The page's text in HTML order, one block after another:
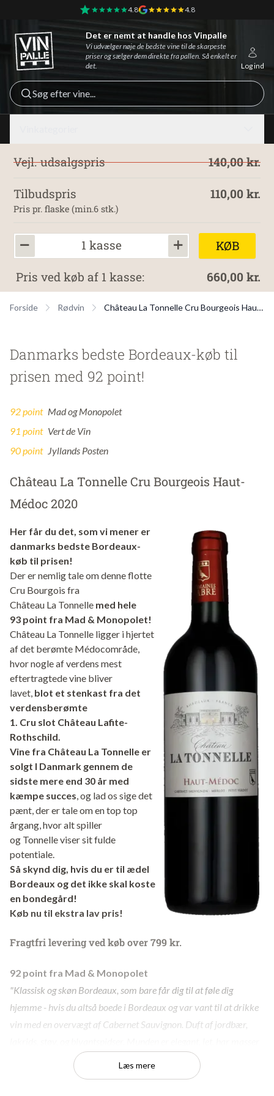
4.8 4.8
Vinpalle - Forside
Log ind
Det er nemt at handle hos Vinpalle
Vi udvælger nøje de bedste vine til de skarpeste
priser og sælger dem direkte fra pallen. Så enkelt er
det.
Søg efter vine...
140,00 kr.
Vejl. udsalgspris
110,00 kr.
Tilbudspris
Pris pr. flaske (min.6 stk.)
KØB
1 kasse
660,00 kr.
Pris ved køb af 1 kasse:
Forside Rødvin Château La Tonnelle Cru Bourgeois Haut-Médoc 2020
Danmarks bedste Bordeaux-køb til
prisen med 92 point!
92 point Mad og Monopolet
91 point Vert de Vin
90 point Jyllands Posten
Château La Tonnelle Cru Bourgeois Haut-
Médoc 2020
Her får du det, som vi mener er
danmarks bedste Bordeaux-
køb til prisen!
Der er nemlig tale om denne flotte
Cru Bourgois fra
Château La Tonnelle med hele
93 point fra Mad & Monopolet!
Château La Tonnelle ligger i hjertet
af det berømte Médocområde,
hvor nogle af verdens mest
eftertragtede vine bliver
lavet, blot et stenkast fra det
verdensberømte
1. Cru slot Château Lafite-
Rothschild.
Vine fra Château La Tonnelle er
solgt I Danmark gennem de
sidste mere end 30 år med
kæmpe succes , og lad os sige det
pænt, der er tale om en top top
årgang, hvor alt spiller
og Tonnelle viser sit fulde
potentiale.
Så skynd dig, hvis du er til ædel
Bordeaux og det ikke skal koste
en bondegård!
Køb nu til ekstra lav pris!
Fragtfri levering ved køb over 799 kr.
92 point fra Mad & Monopolet
"Klassisk og skøn Bordeaux, som bare får dig til at føle dig
hjemme - hvis du altså boede i Bordeaux og var vant til at drikke
vin med en overvægt af Cabernet Sauvignon. Duft af jordbær,
af delikat frugtsødme og gode tanniner."
Læs mere